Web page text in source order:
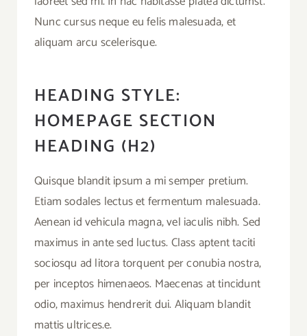
Nunc cursus neque eu felis malesuada, et
aliquam arcu scelerisque.
HEADING STYLE:
HOMEPAGE SECTION
HEADING (H2)
Quisque blandit ipsum a mi semper pretium.
Etiam sodales lectus et fermentum malesuada.
Aenean id vehicula magna, vel iaculis nibh. Sed
maximus in ante sed luctus. Class aptent taciti
sociosqu ad litora torquent per conubia nostra,
per inceptos himenaeos. Maecenas at tincidunt
odio, maximus hendrerit dui. Aliquam blandit
mattis ultrices.e.